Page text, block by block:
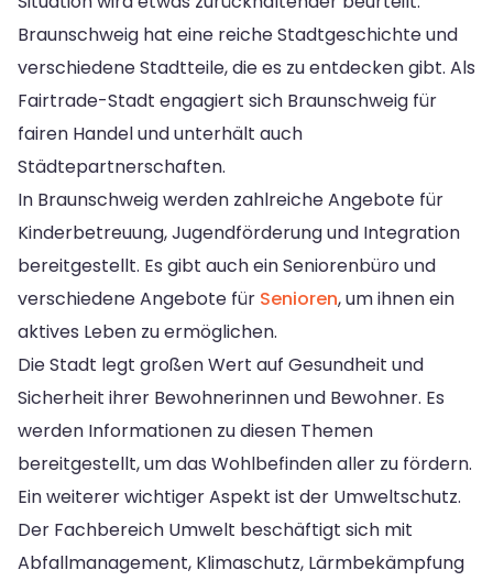
Braunschweig hat eine reiche Stadtgeschichte und
verschiedene Stadtteile, die es zu entdecken gibt. Als
Fairtrade-Stadt engagiert sich Braunschweig für
fairen Handel und unterhält auch
Städtepartnerschaften.
In Braunschweig werden zahlreiche Angebote für
Kinderbetreuung, Jugendförderung und Integration
bereitgestellt. Es gibt auch ein Seniorenbüro und
verschiedene Angebote für Senioren, um ihnen ein
aktives Leben zu ermöglichen.
Die Stadt legt großen Wert auf Gesundheit und
Sicherheit ihrer Bewohnerinnen und Bewohner. Es
werden Informationen zu diesen Themen
bereitgestellt, um das Wohlbefinden aller zu fördern.
Ein weiterer wichtiger Aspekt ist der Umweltschutz.
Der Fachbereich Umwelt beschäftigt sich mit
Abfallmanagement, Klimaschutz, Lärmbekämpfung